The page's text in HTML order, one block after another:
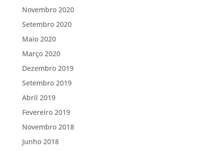
Novembro 2020
Setembro 2020
Maio 2020
Março 2020
Dezembro 2019
Setembro 2019
Abril 2019
Fevereiro 2019
Novembro 2018
Junho 2018